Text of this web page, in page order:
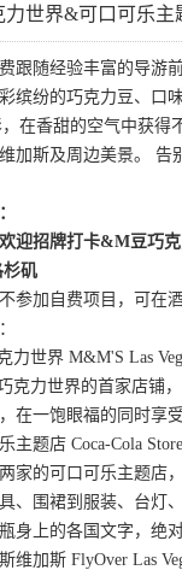
力世界&可口可乐
跟随经验丰富的导游
缤纷的巧克力豆、口
在香甜的空气中获得
加斯及周边美景。
迎招牌打卡&M豆巧
矶
参加自费项目，可在
力世界 M&M'S Las
克力世界的首家店铺
在一饱眼福的同时享
主题店 Coca-Cola
家的可口可乐主题店
、围裙到服装、台灯
身上的各国文字，绝
维加斯 FlyOver Las